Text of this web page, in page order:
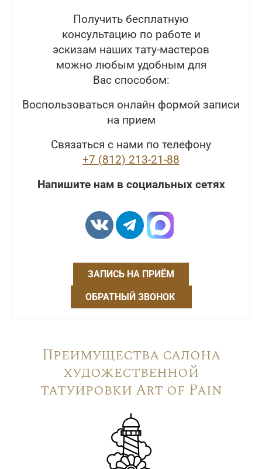
Получить бесплатную
консультацию по работе и
эскизам наших тату-мастеров
можно любым удобным для
Вас способом:
Воспользоваться онлайн формой записи
на прием
Связаться с нами по телефону
+7 (812) 213-21-88
Напишите нам в социальных сетях
ЗАПИСЬ НА ПРИЁМ
ОБРАТНЫЙ ЗВОНОК
Преимущества салона
художественной
татуировки Art of Pain